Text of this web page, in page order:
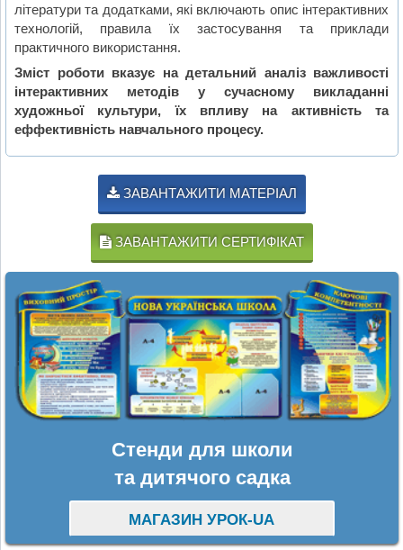
літератури та додатками, які включають опис інтерактивних
технологій, правила їх застосування та приклади
практичного використання.
Зміст роботи вказує на детальний аналіз важливості
інтерактивних методів у сучасному викладанні
художньої культури, їх впливу на активність та
еффективність навчального процесу.
ЗАВАНТАЖИТИ МАТЕРІАЛ
ЗАВАНТАЖИТИ СЕРТИФІКАТ
Стенди для школи
та дитячого садка
МАГАЗИН УРОК-UA